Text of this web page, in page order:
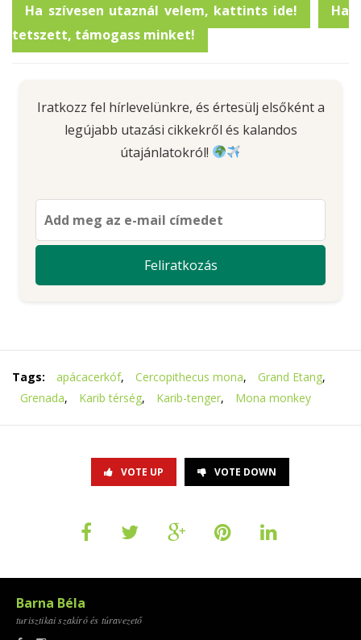
Ha szívesen utaznál velem, kattints ide!
Ha
tetszett, támogass minket!
Iratkozz fel hírlevelünkre, és értesülj elsőként a
legújabb utazási cikkekről és kalandos
útajánlatokról!
Tags: apácacerkóf, Cercopithecus mona, Grand Etang,
Grenada, Karib térség, Karib-tenger, Mona monkey
VOTE UP VOTE DOWN
Barna Béla
turisztikai szakíró és túravezető